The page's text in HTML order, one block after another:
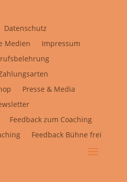
Datenschutz
Medien
Impressum
Presse & Media
Feedback zum Coaching
Feedback Bühne frei